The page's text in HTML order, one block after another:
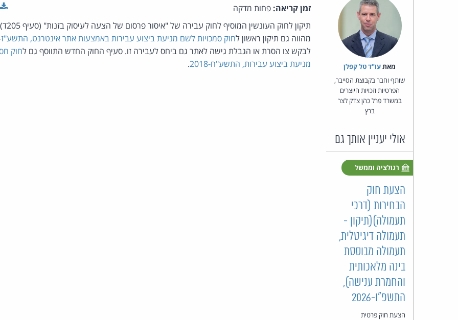
מאת‏עו"ד טל קפלן
שותף וחבר בקבוצת הסייבר,
הפרטיות וזכויות היוצרים
במשרד פרל כהן צדק לצר
ברץ
אולי יעניין אותך גם
רגולציה וממשל
הצעת חוק
הבחירות (דרכי
תעמולה)(תיקון -
תעמולה דיגיטלית,
תעמולה מבוססת
בינה מלאכותית
והחמרת ענישה),
התשפ"ו-2026
הצעת חוק פרטית
זמן קריאה: פחות מדקה
תיקון
מהווה גם תיקון ראשון לחוק סמכויות לשם מניעת ביצוע עבירות באמצעות אתר אינטרנט, התשע"ז-
לבקש צו הסרת או הגבלת גישה לאתר גם ביחס לעבירה זו. סעיף החוק החדש התווסף גם לחוק
מניעת ביצוע עבירות, התשע"ח-2018
.